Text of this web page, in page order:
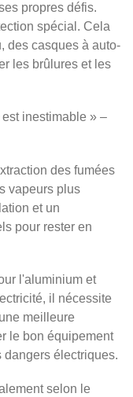
propres défis.
spécial. Cela
des casques à auto-
les brûlures et les
inestimable » –
des fumées
vapeurs plus
et un
pour rester en
l'aluminium et
il nécessite
meilleure
le bon équipement
dangers électriques.
selon le